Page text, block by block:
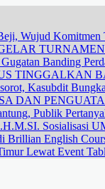
Wujud Komitmen
Banding
TINGGALKAN
Kasubdit
DAN
Publik
Sosialisasi
Brillian English
Lewat Event